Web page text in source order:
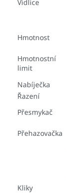
Vidlice
Hmotnost
Hmotnostní
limit
Nabíječka
Řazení
Přesmykač
Přehazovačka
Kliky